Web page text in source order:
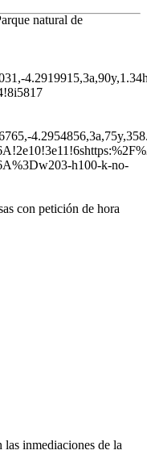
natural de
h100-k-no-
con petición de hora
las inmediaciones de la